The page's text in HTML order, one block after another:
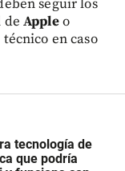
seguir los
de Appleo
en caso
tecnología de
que podría